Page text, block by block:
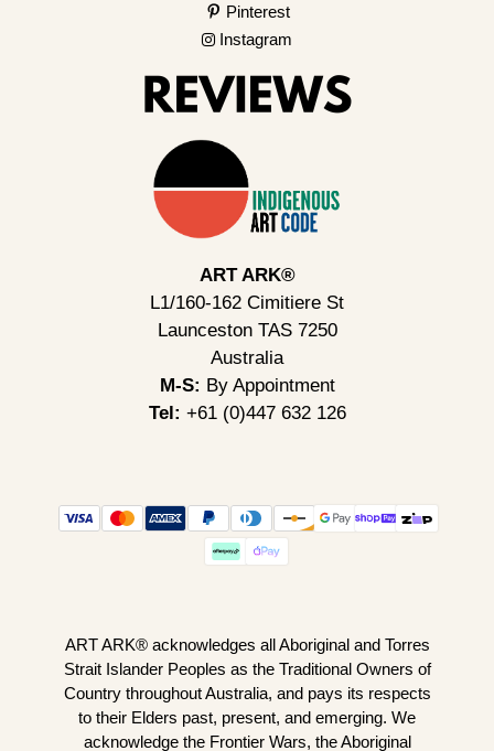
Pinterest
Instagram
ART ARK®
L1/160-162 Cimitiere St
Launceston TAS 7250
Australia
M-S: By Appointment
Tel: +61 (0)447 632 126
ART ARK® acknowledges all Aboriginal and Torres
Strait Islander Peoples as the Traditional Owners of
Country throughout Australia, and pays its respects
to their Elders past, present, and emerging. We
acknowledge the Frontier Wars, the Aboriginal